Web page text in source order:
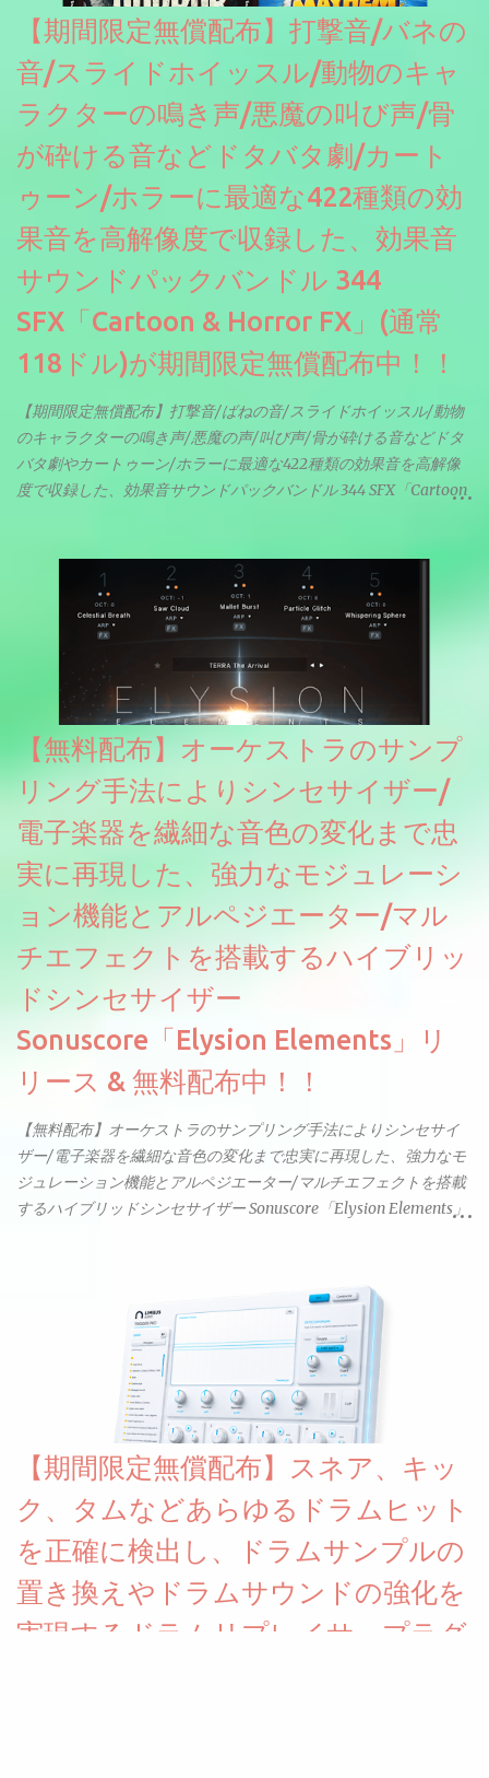
【期間限定無償配布】打撃音/バネの
音/スライドホイッスル/動物のキャ
ラクターの鳴き声/悪魔の叫び声/骨
が砕ける音などドタバタ劇/カート
ゥーン/ホラーに最適な422種類の効
果音を高解像度で収録した、効果音
サウンドパックバンドル 344
SFX「Cartoon & Horror FX」(通常
118ドル)が期間限定無償配布中！！
【期間限定無償配布】打撃音/ばねの音/スライドホイッスル/動物
のキャラクターの鳴き声/悪魔の声/叫び声/骨が砕ける音などドタ
バタ劇やカートゥーン/ホラーに最適な422種類の効果音を高解像
度で収録した、効果音サウンドパックバンドル 344 SFX「Cartoon
【無料配布】オーケストラのサンプ
リング手法によりシンセサイザー/
電子楽器を繊細な音色の変化まで忠
実に再現した、強力なモジュレーシ
ョン機能とアルペジエーター/マル
チエフェクトを搭載するハイブリッ
ドシンセサイザー
Sonuscore「Elysion Elements」リ
リース & 無料配布中！！
【無料配布】オーケストラのサンプリング手法によりシンセサイ
ザー/電子楽器を繊細な音色の変化まで忠実に再現した、強力なモ
ジュレーション機能とアルペジエーター/マルチエフェクトを搭載
するハイブリッドシンセサイザー Sonuscore「Elysion Elements」
えるようになっています。総容量も7GBを超えます。複数の設定に
より音色が作りこまれているため、あらかじめアルペジオがプロ
グラムされているプリセットも多いですが、アルペジオを切るこ
とももちろんできます。 ほとんどのシンセライブラリは、音を一
度サンプリングしてベロシティで音量を調整します。 しかし、
ELYSIONは違います。ビンテージシンセを含む様々な音源から、
複数のベロシティレイヤーにわたって録音し、各レイヤーを整形
することで、弱く演奏した場合と強く演奏した場合で、全く異な
る音色が得られます。単に音量を変えただけの同じ音ではありま
せん。
【期間限定無償配布】スネア、キッ
ク、タムなどあらゆるドラムヒット
を正確に検出し、ドラムサンプルの
置き換えやドラムサウンドの強化を
実現するドラムリプレイサープラグ